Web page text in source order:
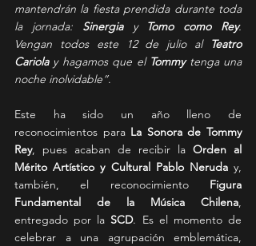
mantendrán la fiesta prendida durante toda
la jornada: Sinergia y Tomo como Rey.
Vengan todos este 12 de julio al Teatro
Cariola y hagamos que el Tommy tenga una
noche inolvidable”.
Este ha sido un año lleno de
reconocimientos para La Sonora de Tommy
Rey, pues acaban de recibir la Orden al
Mérito Artístico y Cultural Pablo Neruda y,
también, el reconocimiento Figura
Fundamental de la Música Chilena,
entregado por la SCD. Es el momento de
celebrar a una agrupación emblemática,